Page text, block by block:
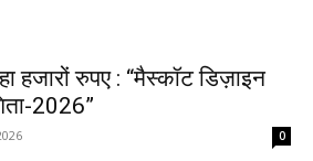
हजारों रुपए : “मैस्कॉट डिज़ाइन
2026”
0